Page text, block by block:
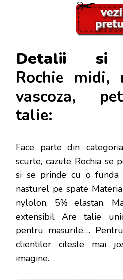
Detalii si
Rochie midi,
vascoza,
talie:
Face parte din
scurte, cazute Rochia se
si se prinde cu o funda
nasturel pe spate
nylolon, 5% elastan.
extensibil Are talie
pentru masurile….
clientilor citeste mai
imagine.